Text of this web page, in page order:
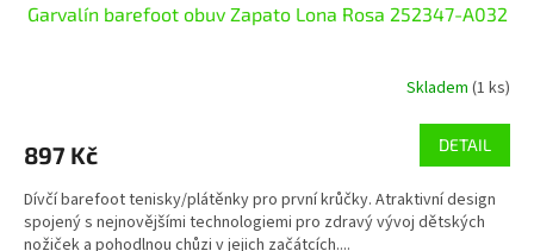
Garvalín barefoot obuv Zapato Lona Rosa 252347-A032
Skladem (1 ks)
897 Kč DETAIL
Dívčí barefoot tenisky/plátěnky pro první krůčky. Atraktivní design
spojený s nejnovějšími technologiemi pro zdravý vývoj dětských
nožiček a pohodlnou chůzi v jejich začátcích....